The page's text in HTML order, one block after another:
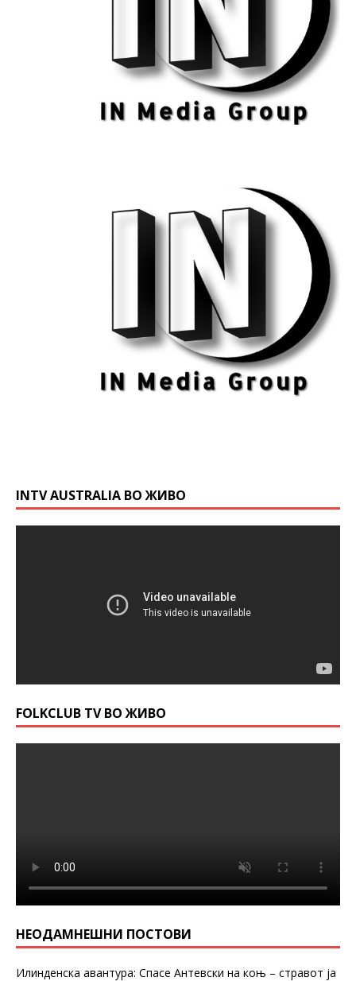
INTV AUSTRALIA ВО ЖИВО
FOLKCLUB TV ВО ЖИВО
НЕОДАМНЕШНИ ПОСТОВИ
Илинденска авантура: Спасе Антевски на коњ – стравот ја